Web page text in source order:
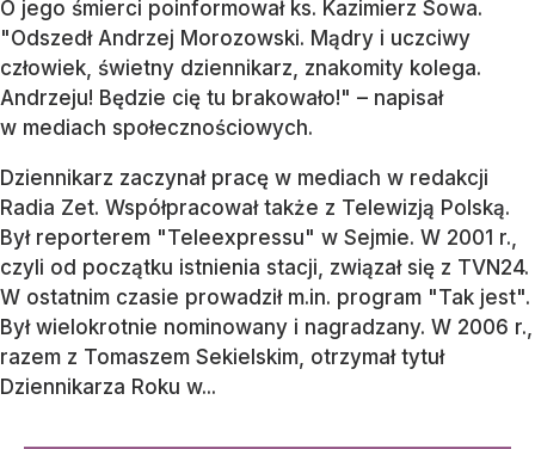
O jego śmierci poinformował ks. Kazimierz Sowa.
"Odszedł Andrzej Morozowski. Mądry i uczciwy
człowiek, świetny dziennikarz, znakomity kolega.
Andrzeju! Będzie cię tu brakowało!" – napisał
w mediach społecznościowych.
Dziennikarz zaczynał pracę w mediach w redakcji
Radia Zet. Współpracował także z Telewizją Polską.
Był reporterem "Teleexpressu" w Sejmie. W 2001 r.,
czyli od początku istnienia stacji, związał się z TVN24.
W ostatnim czasie prowadził m.in. program "Tak jest".
Był wielokrotnie nominowany i nagradzany. W 2006 r.,
razem z Tomaszem Sekielskim, otrzymał tytuł
Dziennikarza Roku w...